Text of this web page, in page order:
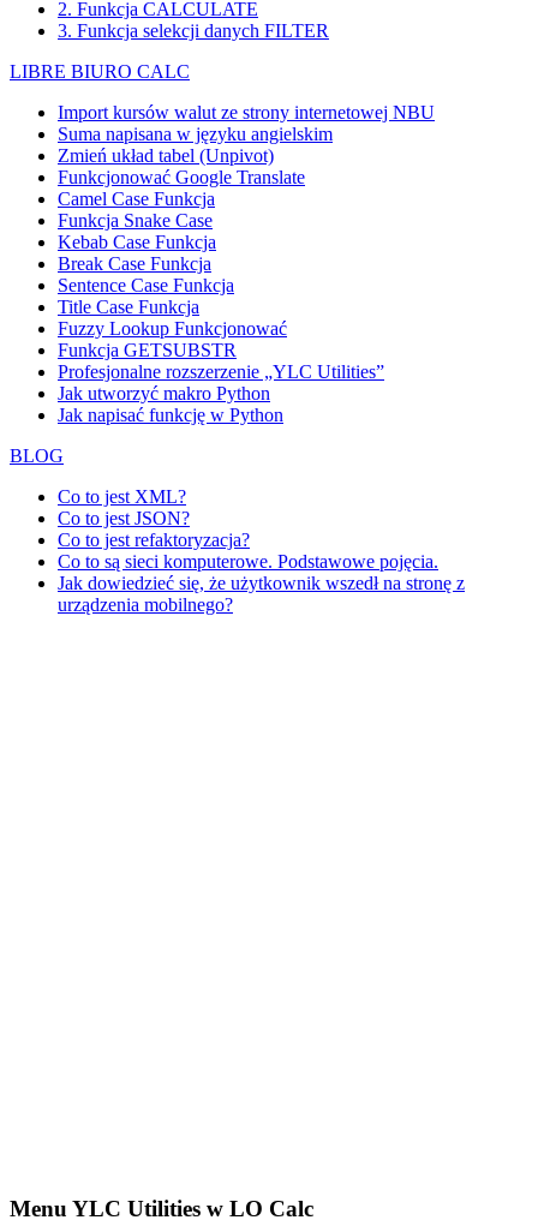
2. Funkcja CALCULATE
3. Funkcja selekcji danych FILTER
LIBRE BIURO CALC
Import kursów walut ze strony internetowej NBU
Suma napisana w języku angielskim
Zmień układ tabel (Unpivot)
Funkcjonować Google Translate
Camel Case Funkcja
Funkcja Snake Case
Kebab Case Funkcja
Break Case Funkcja
Sentence Case Funkcja
Title Case Funkcja
Fuzzy Lookup Funkcjonować
Funkcja GETSUBSTR
Profesjonalne rozszerzenie „YLC Utilities”
Jak utworzyć makro Python
Jak napisać funkcję w Python
BLOG
Co to jest XML?
Co to jest JSON?
Co to jest refaktoryzacja?
Co to są sieci komputerowe. Podstawowe pojęcia.
Jak dowiedzieć się, że użytkownik wszedł na stronę z
urządzenia mobilnego?
Menu YLC Utilities w LO Calc